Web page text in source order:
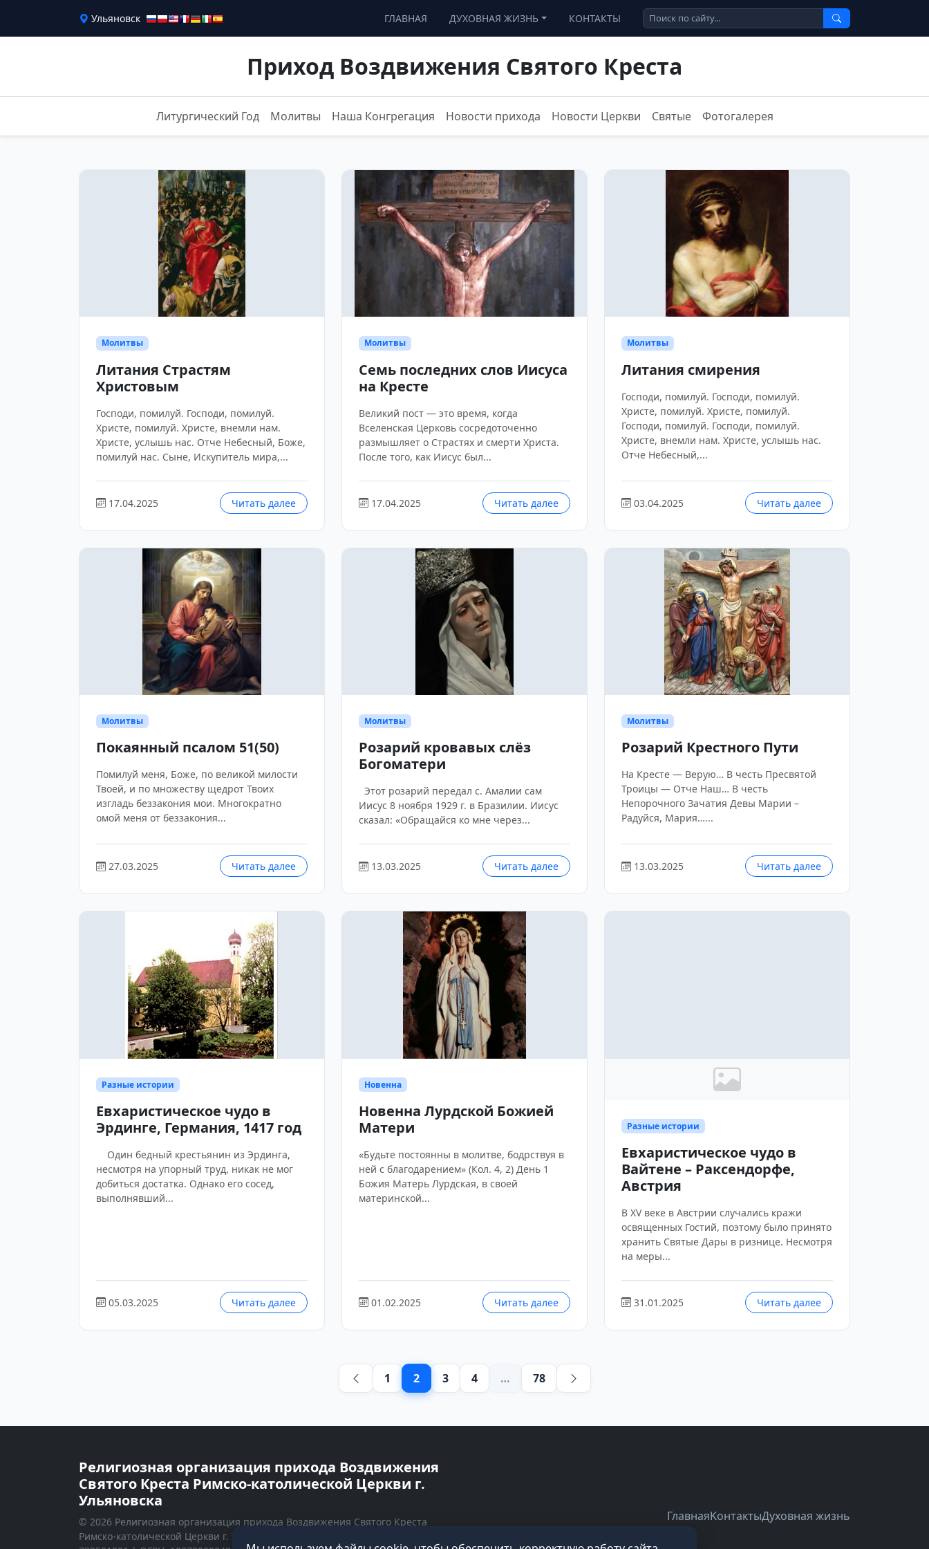
Ульяновск ГЛАВНАЯ ДУХОВНАЯ ЖИЗНЬ КОНТАКТЫ
Приход Воздвижения Святого Креста
Литургический Год Молитвы Наша Конгрегация Новости прихода Новости Церкви Святые Фотогалерея
Молитвы
Литания Страстям
Христовым
Господи, помилуй. Господи, помилуй.
Христе, помилуй. Христе, внемли нам.
Христе, услышь нас. Отче Небесный, Боже,
помилуй нас. Сыне, Искупитель мира,...
17.04.2025 Читать далее
Молитвы
Семь последних слов Иисуса
на Кресте
Великий пост — это время, когда
Вселенская Церковь сосредоточенно
размышляет о Страстях и смерти Христа.
После того, как Иисус был...
17.04.2025 Читать далее
Молитвы
Литания смирения
Господи, помилуй. Господи, помилуй.
Христе, помилуй. Христе, помилуй.
Господи, помилуй. Господи, помилуй.
Христе, внемли нам. Христе, услышь нас.
Отче Небесный,...
03.04.2025 Читать далее
Молитвы
Покаянный псалом 51(50)
Помилуй меня, Боже, по великой милости
Твоей, и по множеству щедрот Твоих
изгладь беззакония мои. Многократно
омой меня от беззакония...
27.03.2025 Читать далее
Молитвы
Розарий кровавых слёз
Богоматери
Этот розарий передал с. Амалии сам
Иисус 8 ноября 1929 г. в Бразилии. Иисус
сказал: «Обращайся ко мне через...
13.03.2025 Читать далее
Молитвы
Розарий Крестного Пути
На Кресте — Верую… В честь Пресвятой
Троицы — Отче Наш… В честь
Непорочного Зачатия Девы Марии –
Радуйся, Мария…...
13.03.2025 Читать далее
Разные истории
Евхаристическое чудо в
Эрдинге, Германия, 1417 год
Один бедный крестьянин из Эрдинга,
несмотря на упорный труд, никак не мог
добиться достатка. Однако его сосед,
выполнявший...
05.03.2025 Читать далее
Новенна
Новенна Лурдской Божией
Матери
«Будьте постоянны в молитве, бодрствуя в
ней с благодарением» (Кол. 4, 2) День 1
Божия Матерь Лурдская, в своей
материнской...
01.02.2025 Читать далее
Разные истории
Евхаристическое чудо в
Вайтене – Раксендорфе,
Австрия
В XV веке в Австрии случались кражи
освященных Гостий, поэтому было принято
хранить Святые Дары в ризнице. Несмотря
на меры...
31.01.2025 Читать далее
1 2 3 4 … 78
Религиозная организация прихода Воздвижения
Святого Креста Римско-католической Церкви г.
Ульяновска
© 2026 Религиозная организация прихода Воздвижения Святого Креста
Римско-католической Церкви г. Ульяновска. ИНН: 7325021535 | КПП:
ГлавнаяKонтактыДуховная жизнь